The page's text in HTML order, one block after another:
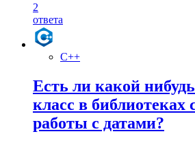
2
ответа
C++
Есть ли какой
класс в библиотеках
работы с датами?